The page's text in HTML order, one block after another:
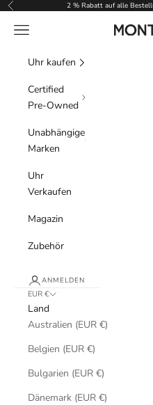
Zum Inhalt springen
Zurück 2 % Rabatt auf alle
Montredo
Menü
Uhr kaufen
Certified
Pre-Owned
Unabhängige
Marken
Uhr
Verkaufen
Magazin
Zubehör
ANMELDEN
EUR €
Land
Australien (EUR €)
Belgien (EUR €)
Bulgarien (EUR €)
Dänemark (EUR €)